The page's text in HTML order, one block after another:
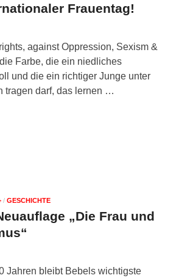
Frauentag!
against Oppression, Sexism &
Farbe, die ein niedliches
und die ein richtiger Junge unter
tragen darf, das lernen …
/ GESCHICHTE
„Die Frau und
Jahren bleibt Bebels wichtigste